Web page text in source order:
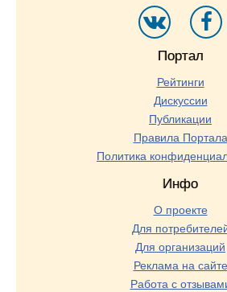
Портал
Рейтинги
Дискуссии
Публикации
Правила Портала
Политика
Инфо
О проекте
Для
Для организаций
Реклама на сайте
Работа с